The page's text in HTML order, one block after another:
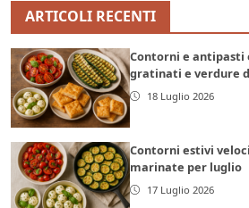
ARTICOLI RECENTI
Contorni e antipasti
gratinati e verdure
18 Luglio 2026
Contorni estivi
marinate per luglio
17 Luglio 2026